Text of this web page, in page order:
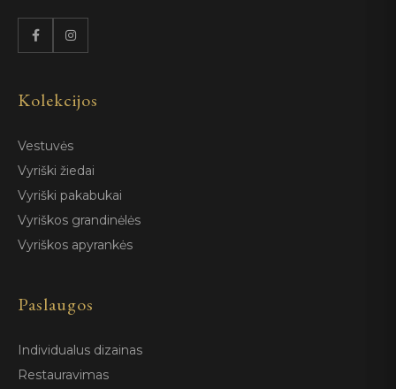
Kolekcijos
Vestuvės
Vyriški žiedai
Vyriški pakabukai
Vyriškos grandinėlės
Vyriškos apyrankės
Paslaugos
Individualus dizainas
Restauravimas